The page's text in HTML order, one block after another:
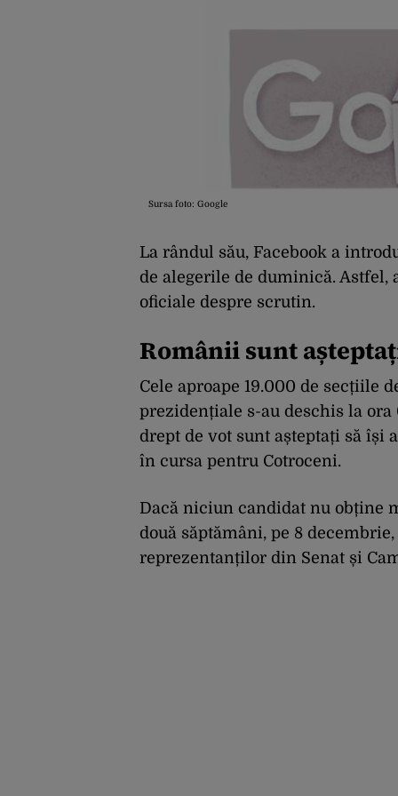
Sursa foto: Google
La rândul său, Facebook a
de alegerile de duminică.
oficiale despre scrutin.
Românii sunt
Cele aproape 19.000 de secțiile
prezidențiale s-au deschis la
drept de vot sunt așteptați să își
în cursa pentru Cotroceni.
Dacă niciun candidat nu obține
două săptămâni, pe 8
reprezentanților din Senat și